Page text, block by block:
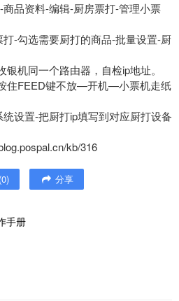
品资料-编辑-厨房票打-管理小票
-勾选需要厨打的商品-批量设置-厨
机同一个路由器，自检ip地址。
住FEED键不放—开机—小票机走纸
设置-把厨打ip填写到对应厨打设备
kb/316
(0) 分享
手册